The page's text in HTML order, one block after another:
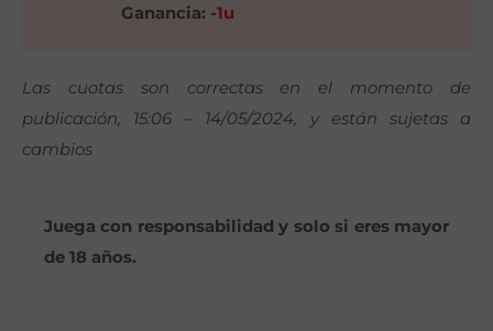
Ganancia: -1u
Las cuotas son correctas en el momento de
publicación, 15:06 – 14/05/2024, y están sujetas a
cambios
Juega con responsabilidad y solo si eres mayor
de 18 años.